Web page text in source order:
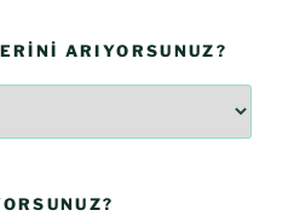
ARIYORSUNUZ?